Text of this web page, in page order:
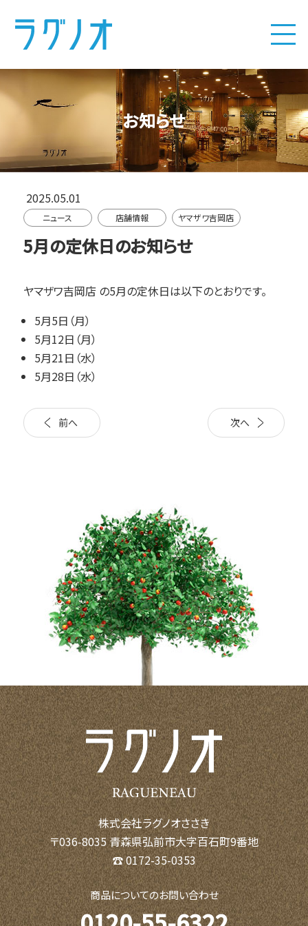
お知らせ
2025.05.01
ニュース 店舗情報 ヤマザワ吉岡店
5月の定休日のお知らせ
ヤマザワ吉岡店 の5月の定休日は以下のとおりです。
5月5日（月）
5月12日（月）
5月21日（水）
5月28日（水）
前へ 次へ
株式会社ラグノオささき
〒036-8035 青森県弘前市大字百石町9番地
☎ 0172-35-0353
商品についてのお問い合わせ